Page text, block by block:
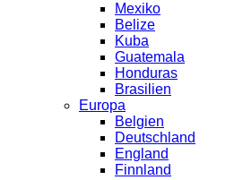
Mexiko
Belize
Kuba
Guatemala
Honduras
Brasilien
Europa
Belgien
Deutschland
England
Finnland